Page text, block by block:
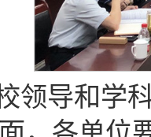
领导和学